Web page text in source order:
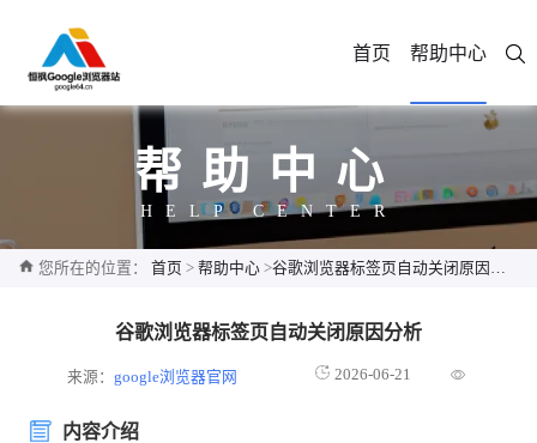
首页 帮助中心
帮助中心
HELP CENTER
您所在的位置： 首页 > 帮助中心 >谷歌浏览器标签页自动关闭原因分析
谷歌浏览器标签页自动关闭原因分析
来源：google浏览器官网 2026-06-21
内容介绍